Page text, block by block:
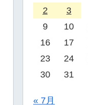
2
3
9
10
16
17
23
24
30
31
« 7月